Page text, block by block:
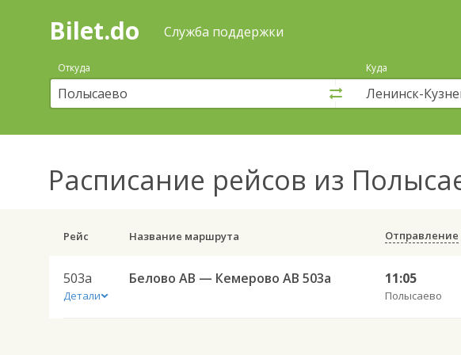
Поиск
покупка
билетов
автобус
онлайн
Bilet.do Служба поддержки
Откуда Куда
Расписание рейсов из
Рейс Название маршрута Отправление
503а
Детали
Белово АВ — Кемерово АВ 503а 11:05
Полысаево